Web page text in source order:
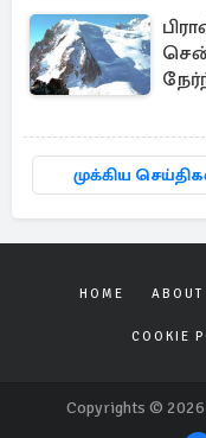
முக்கிய
HOME ABOUT
COOKIE
Copyrights © 2026